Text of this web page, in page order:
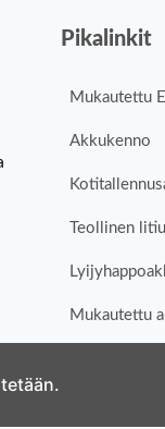
Pikalinkit
Mukautettu
Akkukenno
Teollinen
Mukautettu